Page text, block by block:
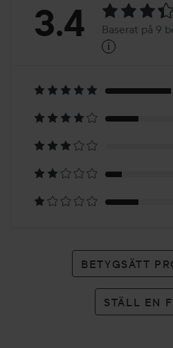
Betyg:
på
9
betyg
3.4 Baserat på 9
i
BETYGSÄTT
STÄLL EN